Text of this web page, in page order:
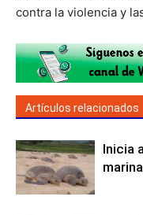
contra la violencia y
Artículos relacionados
Inicia